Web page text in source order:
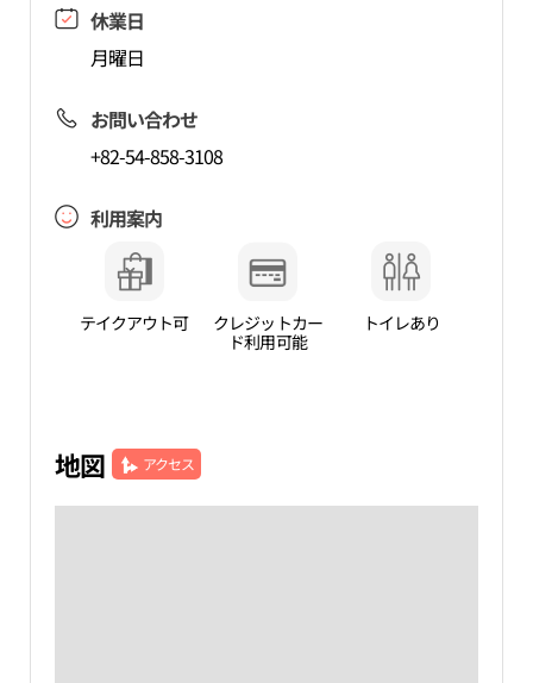
休業日
月曜日
お問い合わせ
+82-54-858-3108
利用案内
テイクアウト可
クレジットカー
ド利用可能
トイレあり
地図 アクセス